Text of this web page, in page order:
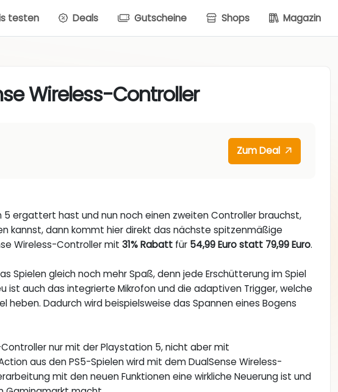
testen Deals Gutscheine Shops Magazin
Wireless-Controller
Zum Deal
5 ergattert hast und nun noch einen zweiten Controller brauchst,
kannst, dann kommt hier direkt das nächste spitzenmäßige
Wireless-Controller mit31% Rabatt für 54,99 Euro statt 79,99 Euro.
Spielen gleich noch mehr Spaß, denn jede Erschütterung im Spiel
ist auch das integrierte Mikrofon und die adaptiven Trigger, welche
heben. Dadurch wird beispielsweise das Spannen eines Bogens
nur mit der Playstation 5, nicht aber mit
aus den PS5-Spielen wird mit dem DualSense Wireless-
mit den neuen Funktionen eine wirkliche Neuerung ist und